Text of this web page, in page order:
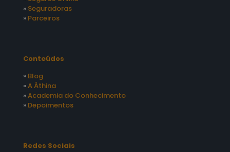
» Seguradoras
» Parceiros
Conteúdos
» Blog
»A Áthina
»Academia do Conhecimento
» Depoimentos
Redes Sociais